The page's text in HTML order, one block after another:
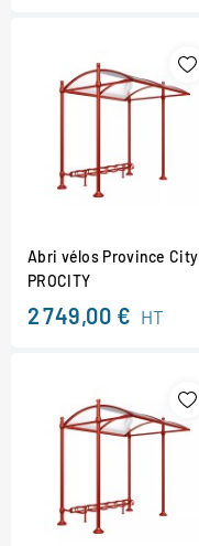
Abri vélos Province City
PROCITY
2 749,00 € HT